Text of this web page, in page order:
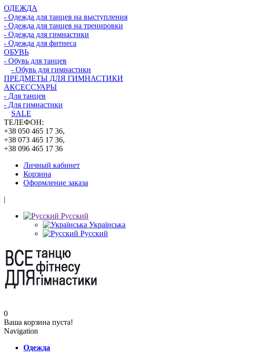
ОДЕЖДА
- Одежда для танцев на выступления
- Одежда для танцев на тренировки
- Одежда для гимнастики
- Одежда для фитнеса
ОБУВЬ
- Обувь для танцев
- Обувь для гимнастики
ПРЕДМЕТЫ ДЛЯ ГИМНАСТИКИ
АКСЕССУАРЫ
- Для танцев
- Для гимнастики
SALE
ТЕЛЕФОН:
+38 050 465 17 36,
+38 073 465 17 36,
+38 096 465 17 36
Личный кабинет
Корзина
Оформление заказа
|
Русский
Українська
Русский
0
Ваша корзина пуста!
Navigation
Одежда